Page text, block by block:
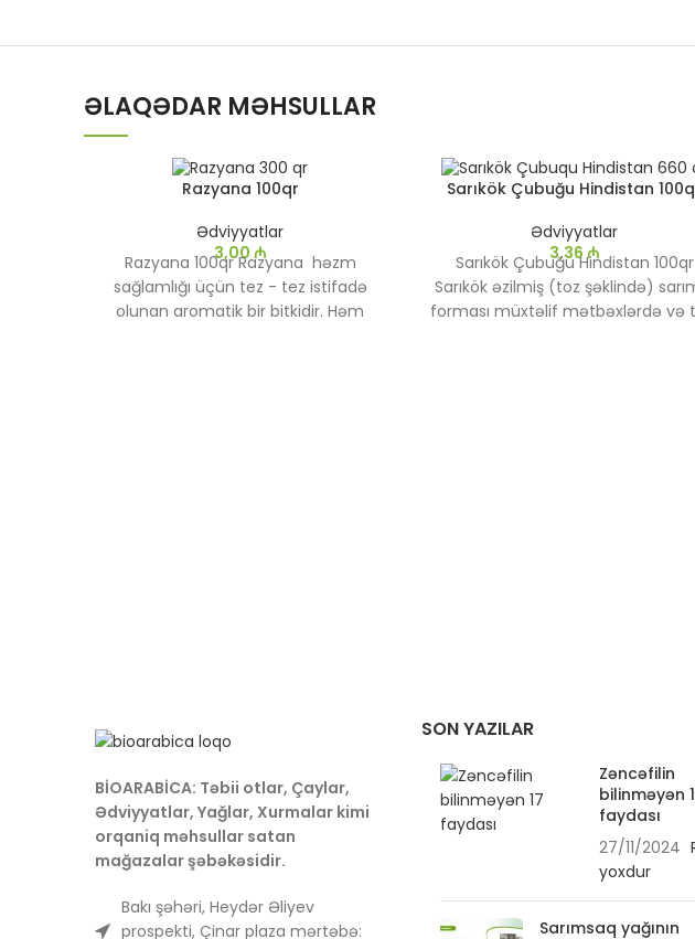
ƏLAQƏDAR MƏHSULLAR
Razyana 100qr
Ədviyyatlar
3,00 ₼
Razyana 100qr Razyana həzm
sağlamlığı üçün tez - tez istifadə
olunan aromatik bir bitkidir. Həm
Sarıkök Çubuğu Hindistan
Ədviyyatlar
3,36₼
Sarıkök Çubuğu Hindistan 100qr
Sarıkök əzilmiş (toz şəklində)
forması müxtəlif mətbəxlərdə və
BİOARABİCA: Təbii otlar, Çaylar,
Ədviyyatlar, Yağlar, Xurmalar kimi
orqaniq məhsullar satan
mağazalar şəbəkəsidir.
Bakı şəhəri, Heydər Əliyev
prospekti, Çinar plaza mərtəbə:
SON YAZILAR
Zəncəfilin
bilinməyən
faydası
27/11/2024
yoxdur
Sarımsaq yağının